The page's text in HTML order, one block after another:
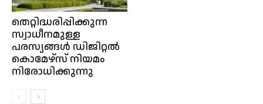
തെറ്റിദ്ധരിപ്പിക്കുന്ന
സ്വാധീനമുള്ള
പരസ്യങ്ങൾ ഡിജിറ്റൽ
കൊമേഴ്‌സ് നിയമം
നിരോധിക്കുന്നു